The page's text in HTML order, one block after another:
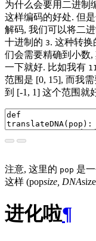
为什么会要用二进制
这样编码的好处. 但
解码, 我们可以将二
十进制的 3. 这种转
们会需要精确到小数
一下就好. 比如我有
范围是 [0, 15], 而我
到 [-1, 1] 这个范围就
注意, 这里的 pop 是
这样 (popsize, DNA
进化啦¶